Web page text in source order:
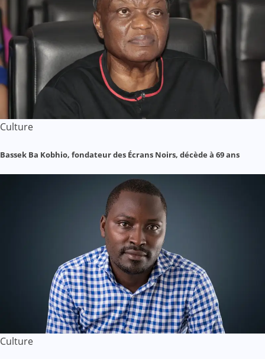
Culture
Bassek Ba Kobhio, fondateur des Écrans Noirs, décède à 69 ans
Culture